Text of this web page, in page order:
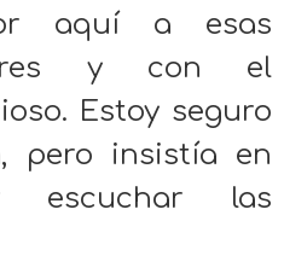
aquí a esas
y con el
Estoy seguro
pero insistía en
escuchar las